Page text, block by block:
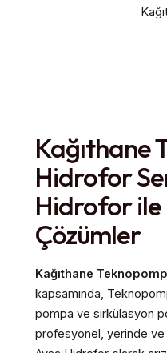
Kağıthane
Hidrofor
Hidrofor ile
Çözümler
Kağıthane
kapsamında,
pompa ve sirkülasyon
profesyonel, yerinde